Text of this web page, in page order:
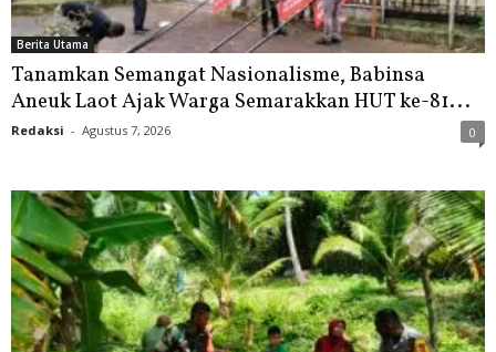
Berita Utama
Tanamkan Semangat Nasionalisme, Babinsa
Aneuk Laot Ajak Warga Semarakkan HUT ke-81...
Redaksi - Agustus 7, 2026 0